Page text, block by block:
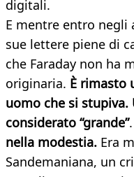
digitali.
E mentre entro negli
sue lettere piene di
che Faraday non ha
originaria. È rimasto
uomo che si stupiva.
considerato “grande”.
nella modestia. Era
Sandemaniana, un